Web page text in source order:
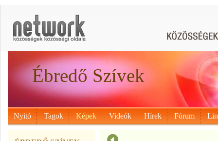
Ébredő Szívek
Nyitó Tagok Képek Videók Hírek Fórum